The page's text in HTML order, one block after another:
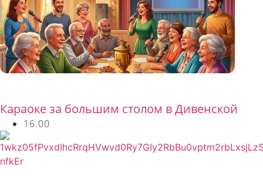
Караоке за большим столом в Дивенской
16.00